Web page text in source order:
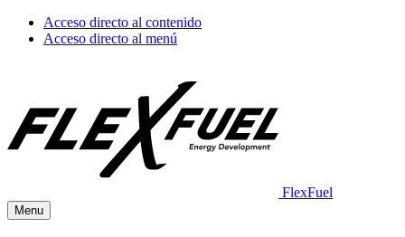
Acceso directo al contenido
Acceso directo al menú
FlexFuel
Menu